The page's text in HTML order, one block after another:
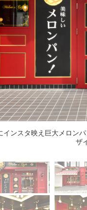
インスタ映え巨大メロ
ザ